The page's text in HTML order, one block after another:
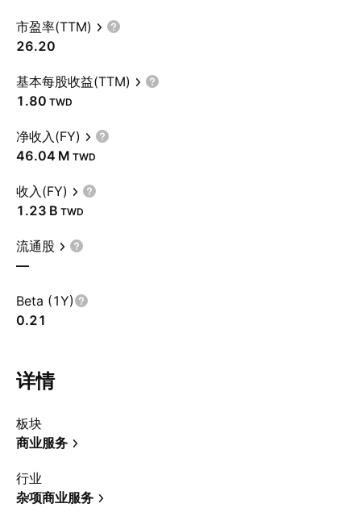
市盈率(TTM)
26.20
基本每股收益(TTM)
1.80 TWD
净收入(FY)
‪46.04 M‬ TWD
收入(FY)
‪1.23 B‬ TWD
流通股
—
Beta (1Y)
0.21
详情
板块
商业服务
行业
杂项商业服务